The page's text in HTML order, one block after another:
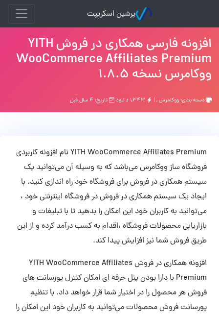
پرشین اسکریپت
افزونه فارسی همکاری در فروش YITH
WooCommerce Affiliates Premium
ووکامرس نسخه 1.8.5
دسته بندی: ووکامرس, | تاریخ: ۴ سال قبل
YITH WooCommerce Affiliates Premium نام افزونه کاربردی
فروشگاه ساز ووکامرس می‌باشد که به وسیله آن می‌توانید یک
سیستم همکاری در فروش برای فروشگاه خود راه اندازی کنید. با
ایجاد یک سیستم همکاری در فروش در فروشگاه اینترنتی خود ،
می‌توانید به کاربران خود این امکان را بدهید تا با تبلیغات و
بازاریابی محصولات فروشگاه ،اقدام به کسب درآمد کرده و از این
طریق فروش شما نیز افزایش پیدا کند.
افزونه همکاری در فروش YITH WooCommerce Affiliates
Premium با دارا بودن پنل حرفه ای امکان کنترل پورسانت های
فروش هر محصول را در اختیار شما قرار خواهد داد. با تنظیم
پورسانت فروش محصولات می‌توانید به کاربران خود این امکان را